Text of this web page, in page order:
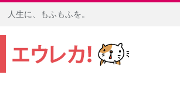
人生に、もふもふを。